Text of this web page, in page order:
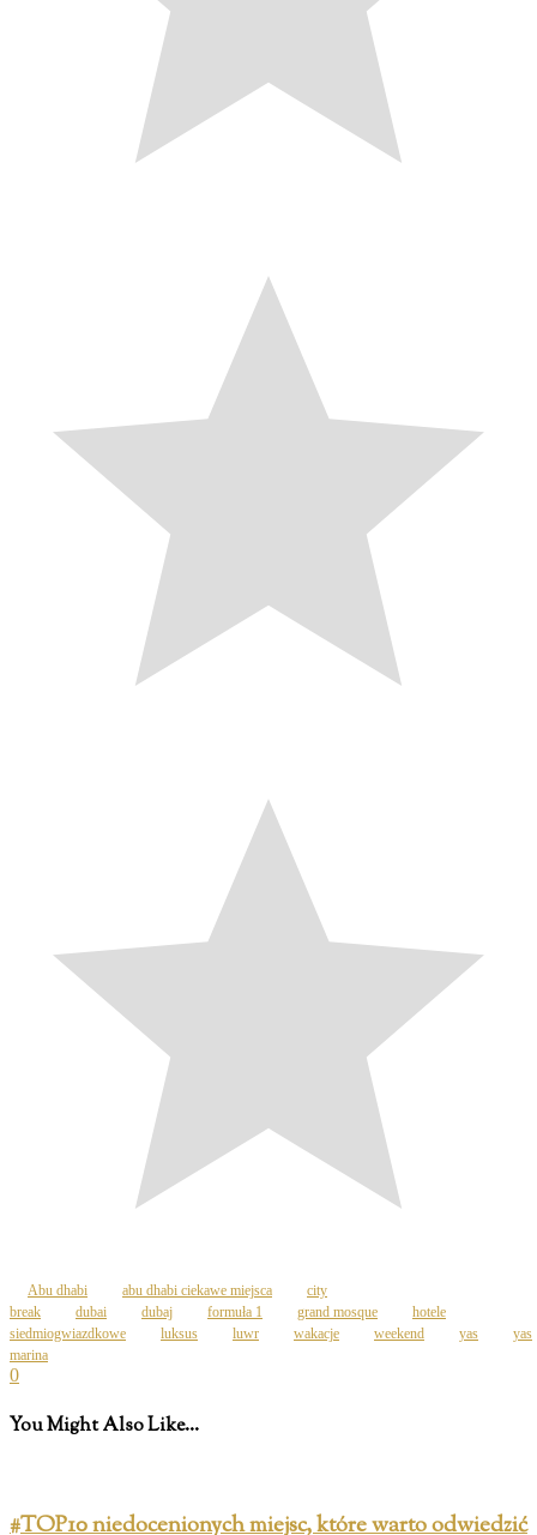
Abu dhabi abu dhabi ciekawe miejsca
city
break
dubai dubaj formuła 1 grand mosque
hotele
siedmiogwiazdkowe
luksus luwr wakacje weekend yas
yas
marina
0
You Might Also Like...
#TOP10 niedocenionych miejsc, które warto odwiedzić